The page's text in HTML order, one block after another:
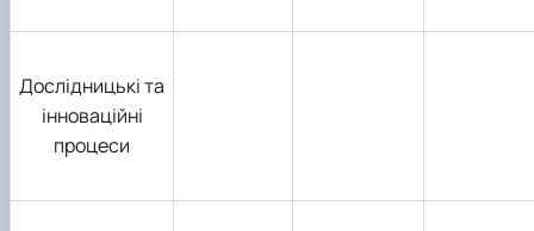
Дослідницькі та
інноваційні
процеси